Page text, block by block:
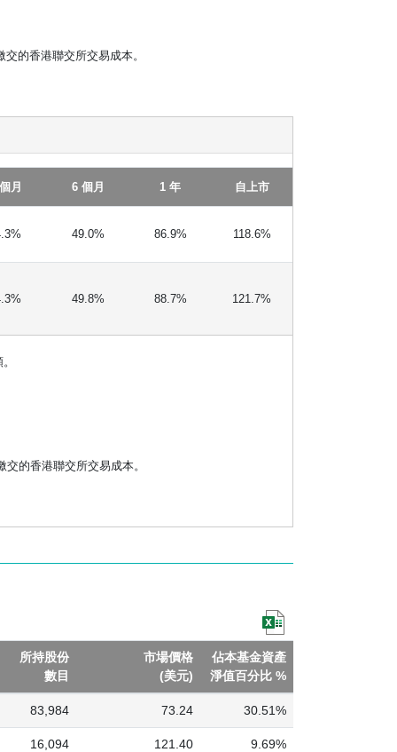
的香港聯交所交易成本。
月 6 個月 1 年 自上市
49.0% 86.9% 118.6%
49.8% 88.7% 121.7%
的香港聯交所交易成本。
所持股份
數目
市場價格
(美元)
佔本基金資產
淨值百分比 %
83,984 73.24 30.51%
16,094 121.40 9.69%